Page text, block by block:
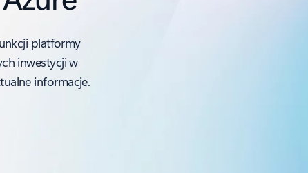
platformy
inwestycji w
informacje.